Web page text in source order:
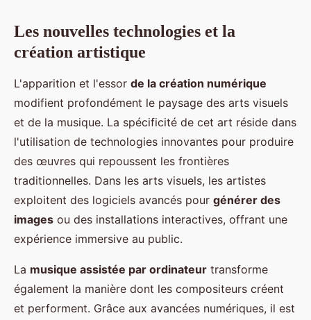
Les nouvelles technologies et la
création artistique
L'apparition et l'essor de la création numérique
modifient profondément le paysage des arts visuels
et de la musique. La spécificité de cet art réside dans
l'utilisation de technologies innovantes pour produire
des œuvres qui repoussent les frontières
traditionnelles. Dans les arts visuels, les artistes
exploitent des logiciels avancés pour générer des
images ou des installations interactives, offrant une
expérience immersive au public.
La musique assistée par ordinateur transforme
également la manière dont les compositeurs créent
et performent. Grâce aux avancées numériques, il est